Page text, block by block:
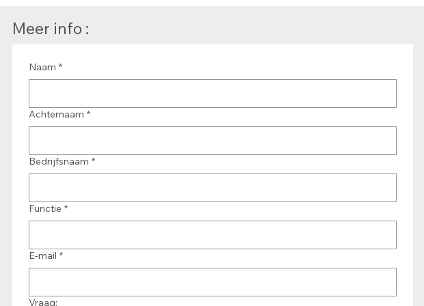
Meer info :
Naam *
Achternaam *
Bedrijfsnaam *
Functie *
E-mail *
Vraag: